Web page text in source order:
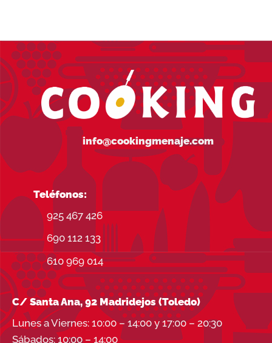
info@cookingmenaje.com
Teléfonos:
925 467 426
690 112 133
610 969 014
C/ Santa Ana, 92 Madridejos (Toledo)
Lunes a Viernes: 10:00 – 14:00 y 17:00 – 20:30
Sábados: 10:00 – 14:00